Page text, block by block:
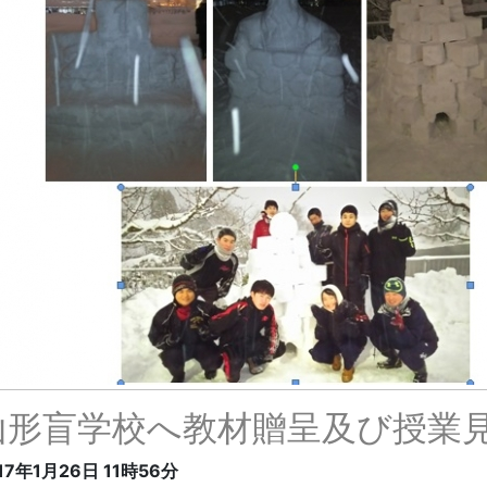
盲学校へ教材贈呈及び授業
年1月26日 11時56分